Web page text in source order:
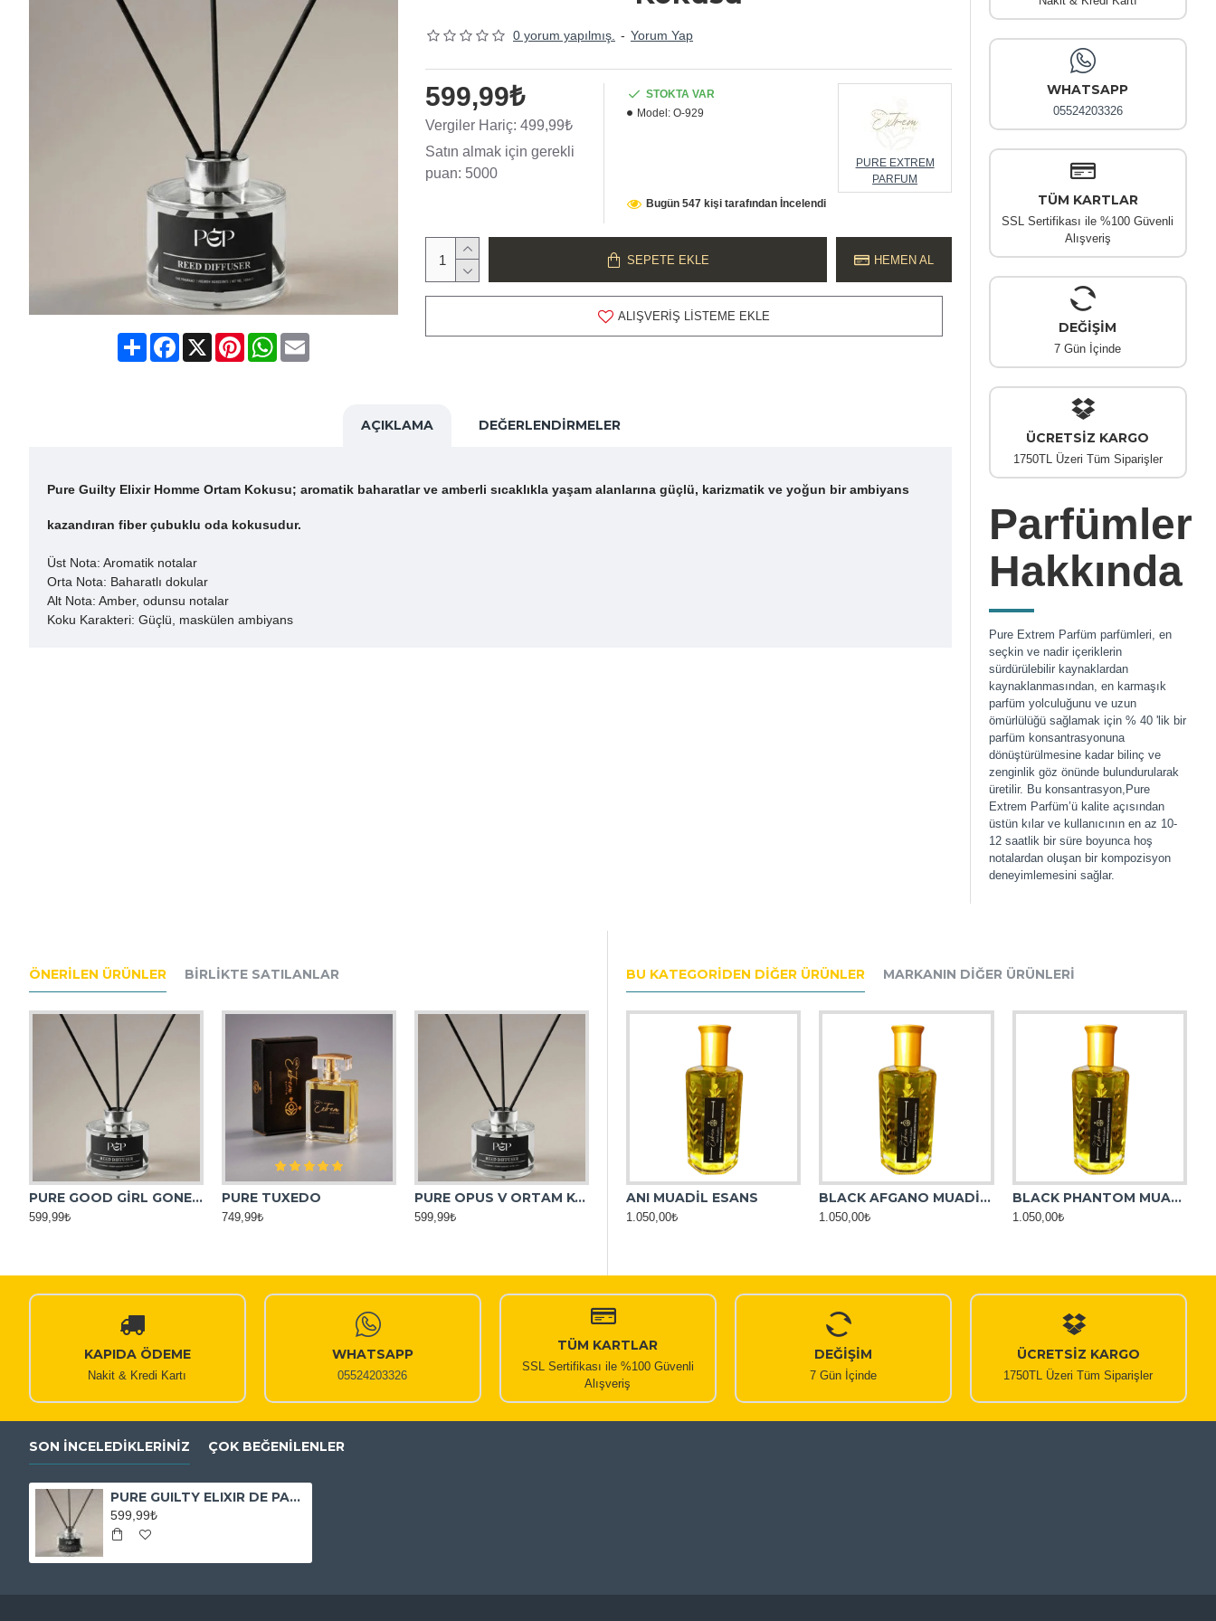
ShareFacebook
X PinterestWhatsApp
Email
0 yorum yapılmış. - Yorum Yap
599,99₺
Vergiler Hariç: 499,99₺
Satın almak için gerekli
puan: 5000
STOKTA VAR
Model: O-929
PURE EXTREM
PARFUM
Bugün 547 kişi tarafından İncelendi
SEPETE EKLE HEMEN AL
ALIŞVERIŞ LISTEME EKLE
AÇIKLAMA DEĞERLENDIRMELER
Pure Guilty Elixir Homme Ortam Kokusu; aromatik baharatlar ve amberli sıcaklıkla yaşam alanlarına güçlü, karizmatik ve yoğun bir ambiyans
kazandıran fiber çubuklu oda kokusudur.
Üst Nota: Aromatik notalar
Orta Nota: Baharatlı dokular
Alt Nota: Amber, odunsu notalar
Koku Karakteri: Güçlü, maskülen ambiyans
WHATSAPP
05524203326
TÜM KARTLAR
SSL Sertifikası ile %100 Güvenli
Alışveriş
DEĞİŞİM
7 Gün İçinde
ÜCRETSİZ KARGO
1750TL Üzeri Tüm Siparişler
Parfümler
Hakkında
Pure Extrem Parfüm parfümleri, en
seçkin ve nadir içeriklerin
sürdürülebilir kaynaklardan
kaynaklanmasından, en karmaşık
parfüm yolculuğunu ve uzun
ömürlülüğü sağlamak için % 40 'lik bir
parfüm konsantrasyonuna
dönüştürülmesine kadar bilinç ve
zenginlik göz önünde bulundurularak
üretilir. Bu konsantrasyon,Pure
Extrem Parfüm’ü kalite açısından
üstün kılar ve kullanıcının en az 10-
12 saatlik bir süre boyunca hoş
notalardan oluşan bir kompozisyon
deneyimlemesini sağlar.
ÖNERILEN ÜRÜNLER BIRLIKTE SATILANLAR
PURE GOOD GİRL GONE BAD ORTAM KOKUSU
599,99₺
PURE TUXEDO
749,99₺
PURE OPUS V ORTAM KOKUSU
599,99₺
BU KATEGORIDEN DIĞER ÜRÜNLER MARKANIN DIĞER ÜRÜNLERI
1.050,00₺ 1.050,00₺ 1.050,00₺
ANI MUADİL ESANS
1.050,00₺
BLACK AFGANO MUADİL ESANS
1.050,00₺
BLACK PHANTOM MUADİL ESANS
1.050,00₺
KAPIDA ÖDEME
Nakit & Kredi Kartı
WHATSAPP
05524203326
TÜM KARTLAR
SSL Sertifikası ile %100 Güvenli
Alışveriş
DEĞİŞİM
7 Gün İçinde
ÜCRETSİZ KARGO
1750TL Üzeri Tüm Siparişler
SON İNCELEDIKLERINIZ ÇOK BEĞENILENLER
PURE GUILTY ELIXIR DE PARFUM HOMME ORTAM KOKUSU
599,99₺